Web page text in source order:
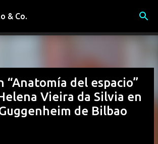
Ir al contenido principal
& Co.
“Anatomía del espacio”
Vieira da Silvia en
de Bilbao